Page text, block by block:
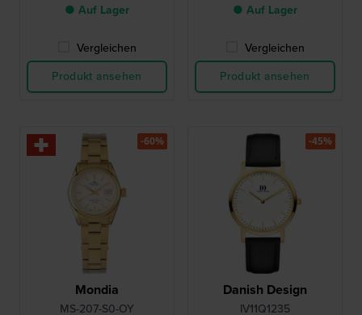
● Auf Lager
Vergleichen
Produkt ansehen
● Auf Lager
Vergleichen
Produkt ansehen
Mondia
MS-207-S0-OY
-60%
Danish Design
IV11Q1235
-45%